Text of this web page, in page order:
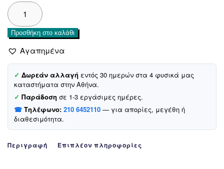
Sapkacim
αδιάβροχα
γάντια
«Blue
Fairytale»
(4-
ετών)
ποσότητα
Προσθήκη στο καλάθι
Αγαπημένα
✓ Δωρεάν αλλαγή εντός 30 ημερών στα 4 φυσικά μας
καταστήματα στην Αθήνα.
✓ Παράδοση σε 1-3 εργάσιμες ημέρες.
☎ Τηλέφωνο: 210 6452110 — για απορίες, μεγέθη ή
διαθεσιμότητα.
Περιγραφή Επιπλέον πληροφορίες